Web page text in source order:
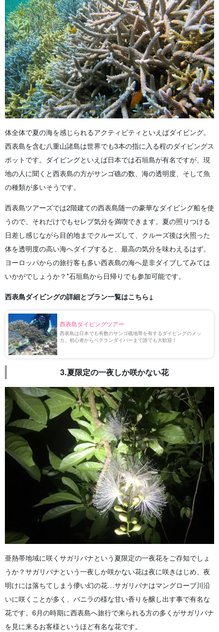
体全体で夏の海を感じられるアクティビティといえばダイビング。
西表島を含む八重山諸島は世界でも3本の指に入る程のダイビングス
ポットです。 ダイビングといえば日本では石垣島が有名ですが、現
地の人に聞くと西表島の方がサンゴ礁の数、海の透明度、そして魚
の種類が多いそうです。
西表島ツアーズでは2階建ての西表島随一の豪華なダイビング船を使
うので、それだけでもセレブ気分を満喫できます。夏の照りつける
日差し感じながら目的地までクルーズして、クルーズ後は火照った
体を透明度の高い海へダイブすると、最高の気分を味わえるはず。
ヨーロッパからの旅行客も多い西表島の海へ是非ダイブしてみては
いかがでしょうか？*石垣島から日帰りでも参加可能です。
西表島ダイビングの詳細とプラン一覧はこちら↓
西表島ダイビングツアー
西表島は日本でも有数のサンゴ礁地帯を有するダイビングのメッ
カ。初心者からベテランダイバーまで誰でも大歓迎！
3.夏限定の一夜しか咲かない花
亜熱帯地域に咲くサガリバナという夏限定の一夜花をご存知でしょ
うか？サガリバナという一夜しか咲かない花は夜に咲きはじめ、夜
明けには落ちてしまう儚い幻の花…サガリバナはマングローブ川沿
いに咲くことが多く、バニラの様な甘い香りを醸し出す事で有名な
花です。 6月の時期に西表島へ旅行で来られる方の多くがサガリバナ
を見に来るお客様というほど有名な花です。